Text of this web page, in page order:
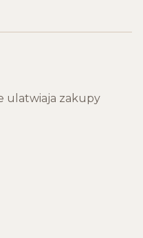
ulatwiaja zakupy